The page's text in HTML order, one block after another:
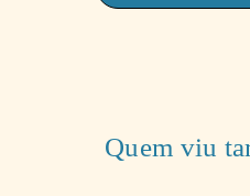
Quem viu